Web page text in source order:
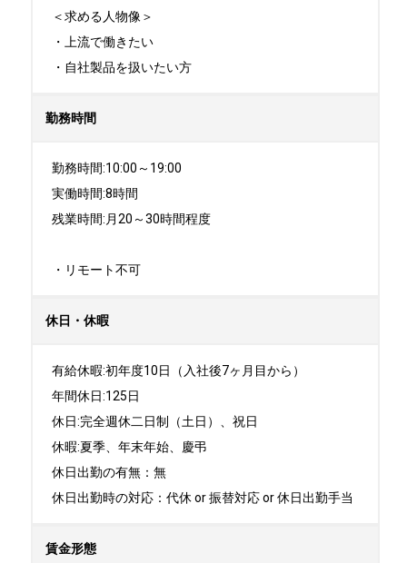
＜求める人物像＞
・上流で働きたい
・自社製品を扱いたい方
勤務時間
勤務時間:10:00～19:00
実働時間:8時間
残業時間:月20～30時間程度
・リモート不可
休日・休暇
有給休暇:初年度10日（入社後7ヶ月目から）
年間休日:125日
休日:完全週休二日制（土日）、祝日
休暇:夏季、年末年始、慶弔
休日出勤の有無：無
休日出勤時の対応：代休 or 振替対応 or 休日出勤手当
賃金形態